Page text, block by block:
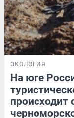
ЭКОЛОГИЯ
На юге
происходит